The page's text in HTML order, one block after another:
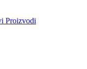
Proizvodi